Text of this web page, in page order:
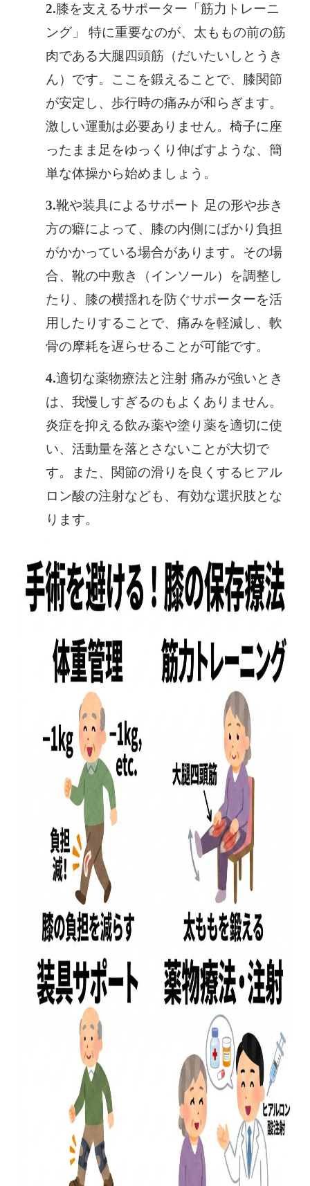
膝を支えるサポーター「筋力トレーニ
ング」 特に重要なのが、太ももの前の筋
肉である大腿四頭筋（だいたいしとうき
ん）です。ここを鍛えることで、膝関節
が安定し、歩行時の痛みが和らぎます。
激しい運動は必要ありません。椅子に座
ったまま足をゆっくり伸ばすような、簡
単な体操から始めましょう。
靴や装具によるサポート 足の形や歩き
方の癖によって、膝の内側にばかり負担
がかかっている場合があります。その場
合、靴の中敷き（インソール）を調整し
たり、膝の横揺れを防ぐサポーターを活
用したりすることで、痛みを軽減し、軟
骨の摩耗を遅らせることが可能です。
適切な薬物療法と注射 痛みが強いとき
は、我慢しすぎるのもよくありません。
炎症を抑える飲み薬や塗り薬を適切に使
い、活動量を落とさないことが大切で
す。また、関節の滑りを良くするヒアル
ロン酸の注射なども、有効な選択肢とな
ります。